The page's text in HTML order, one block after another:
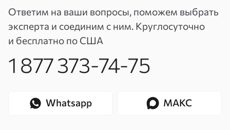
Ответим на ваши вопросы, поможем выбрать
эксперта и соединим с ним. Круглосуточно
и бесплатно по США
1 877 373-74-75
Whatsapp МАКС